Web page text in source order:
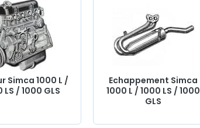
de
Simca 1000 L /
LS / 1000 GLS
Echappement Simca
1000 L / 1000 LS / 1000
GLS